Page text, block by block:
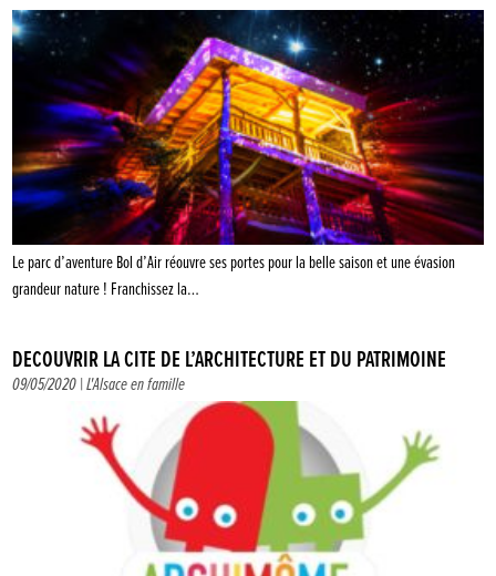
Le parc d’aventure Bol d’Air réouvre ses portes pour la belle saison et une évasion
grandeur nature ! Franchissez la…
DÉCOUVRIR LA CITÉ DE L’ARCHITECTURE ET DU PATRIMOINE
09/05/2020 |L'Alsace en famille